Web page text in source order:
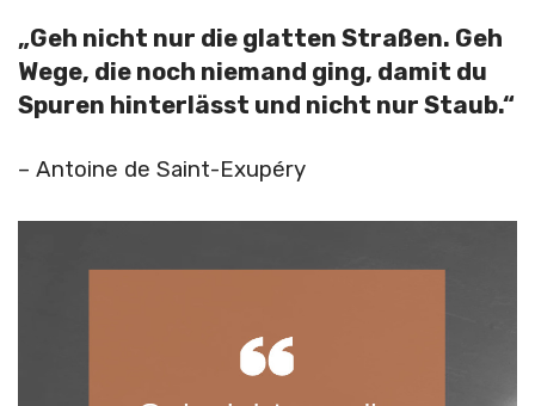
„Geh nicht nur die glatten Straßen. Geh
Wege, die noch niemand ging, damit du
Spuren hinterlässt und nicht nur Staub.“
– Antoine de Saint-Exupéry